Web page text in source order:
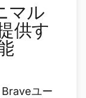
マル
供す
ユー